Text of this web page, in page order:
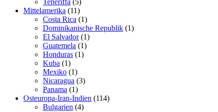
Mittelamerika (11)
Costa Rica (1)
Dominikanische Republik (1)
El Salvador(1)
Guatemela (1)
Honduras (1)
Kuba (1)
Mexiko (1)
Nicaragua (3)
Panama (1)
Osteuropa-Iran-Indien (114)
Bulgarien (4)